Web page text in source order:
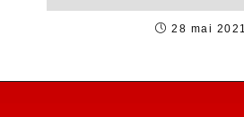
28 mai 2021